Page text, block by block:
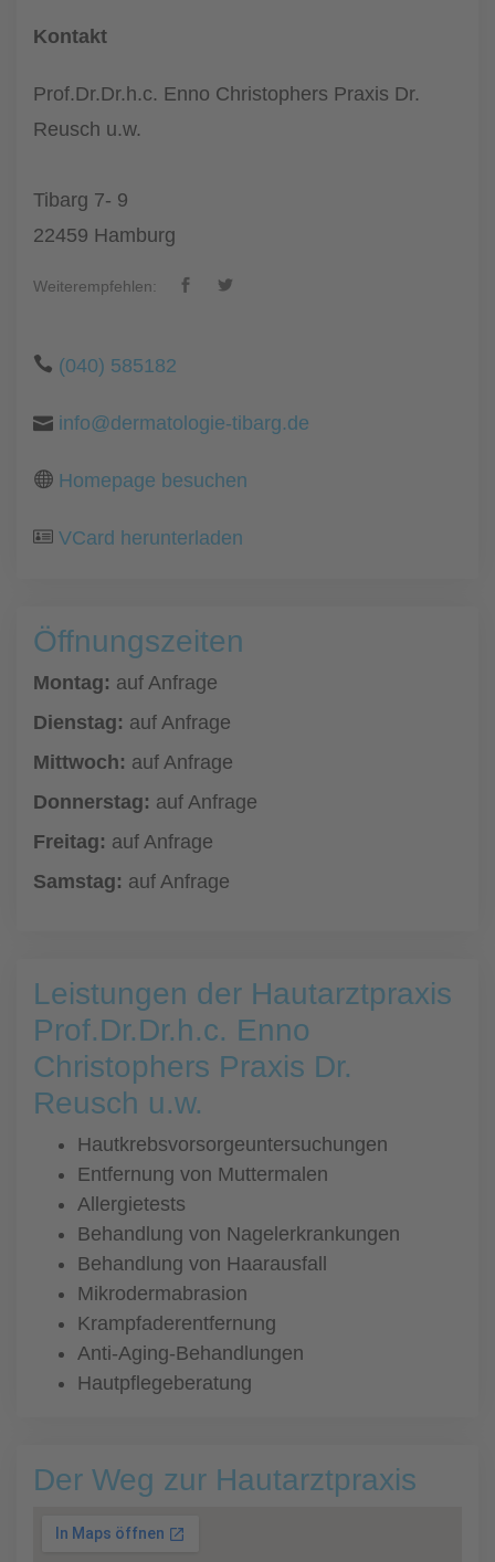
Kontakt
Prof.Dr.Dr.h.c. Enno Christophers Praxis Dr.
Reusch u.w.
Tibarg 7- 9
22459 Hamburg
Weiterempfehlen:
(040) 585182
info@dermatologie-tibarg.de
Homepage besuchen
VCard herunterladen
Öffnungszeiten
Montag: auf Anfrage
Dienstag: auf Anfrage
Mittwoch: auf Anfrage
Donnerstag: auf Anfrage
Freitag: auf Anfrage
Samstag: auf Anfrage
Leistungen der Hautarztpraxis
Prof.Dr.Dr.h.c. Enno
Christophers Praxis Dr.
Reusch u.w.
Hautkrebsvorsorgeuntersuchungen
Entfernung von Muttermalen
Allergietests
Behandlung von Nagelerkrankungen
Behandlung von Haarausfall
Mikrodermabrasion
Krampfaderentfernung
Anti-Aging-Behandlungen
Hautpflegeberatung
Der Weg zur Hautarztpraxis